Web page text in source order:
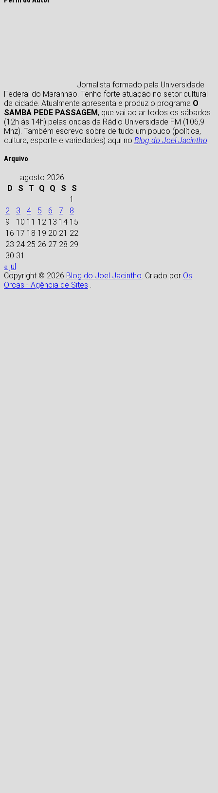
Jornalista formado pela Universidade
Federal do Maranhão. Tenho forte atuação no setor cultural
da cidade. Atualmente apresenta e produz o programa O
SAMBA PEDE PASSAGEM, que vai ao ar todos os sábados
(12h às 14h) pelas ondas da Rádio Universidade FM (106,9
Mhz). Também escrevo sobre de tudo um pouco (política,
cultura, esporte e variedades) aqui no Blog do Joel Jacintho
Arquivo
agosto 2026
D
S T Q Q S
S
1
2
3 4 5 6 7
8
9
10 11 12 13 14 15
16 17 18 19 20 21 22
23 24 25 26 27 28 29
30 31
« jul
Copyright © 2026 Blog do Joel Jacintho. Criado por Os
Orcas - Agência de Sites .